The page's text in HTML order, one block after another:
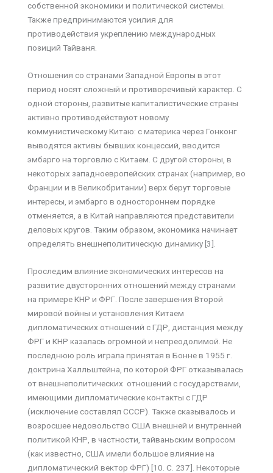
собственной экономики и политической системы.
Также предпринимаются усилия для
противодействия укреплению международных
позиций Тайваня.
Отношения со странами Западной Европы в этот
период носят сложный и противоречивый характер. С
одной стороны, развитые капиталистические страны
активно противодействуют новому
коммунистическому Китаю: с материка через Гонконг
выводятся активы бывших концессий, вводится
эмбарго на торговлю с Китаем. С другой стороны, в
некоторых западноевропейских странах (например, во
Франции и в Великобритании) верх берут торговые
интересы, и эмбарго в одностороннем порядке
отменяется, а в Китай направляются представители
деловых кругов. Таким образом, экономика начинает
определять внешнеполитическую динамику [3].
Проследим влияние экономических интересов на
развитие двусторонних отношений между странами
на примере КНР и ФРГ. После завершения Второй
мировой войны и установления Китаем
дипломатических отношений с ГДР, дистанция между
ФРГ и КНР казалась огромной и непреодолимой. Не
последнюю роль играла принятая в Бонне в 1955 г.
доктрина Халльштейна, по которой ФРГ отказывалась
от внешнеполитических отношений с государствами,
имеющими дипломатические контакты с ГДР
(исключение составлял СССР). Также сказывалось и
возросшее недовольство США внешней и внутренней
политикой КНР, в частности, тайваньским вопросом
(как известно, США имели большое влияние на
дипломатический вектор ФРГ) [10. C. 237]. Некоторые